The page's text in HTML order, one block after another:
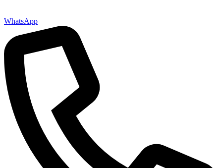
WhatsApp